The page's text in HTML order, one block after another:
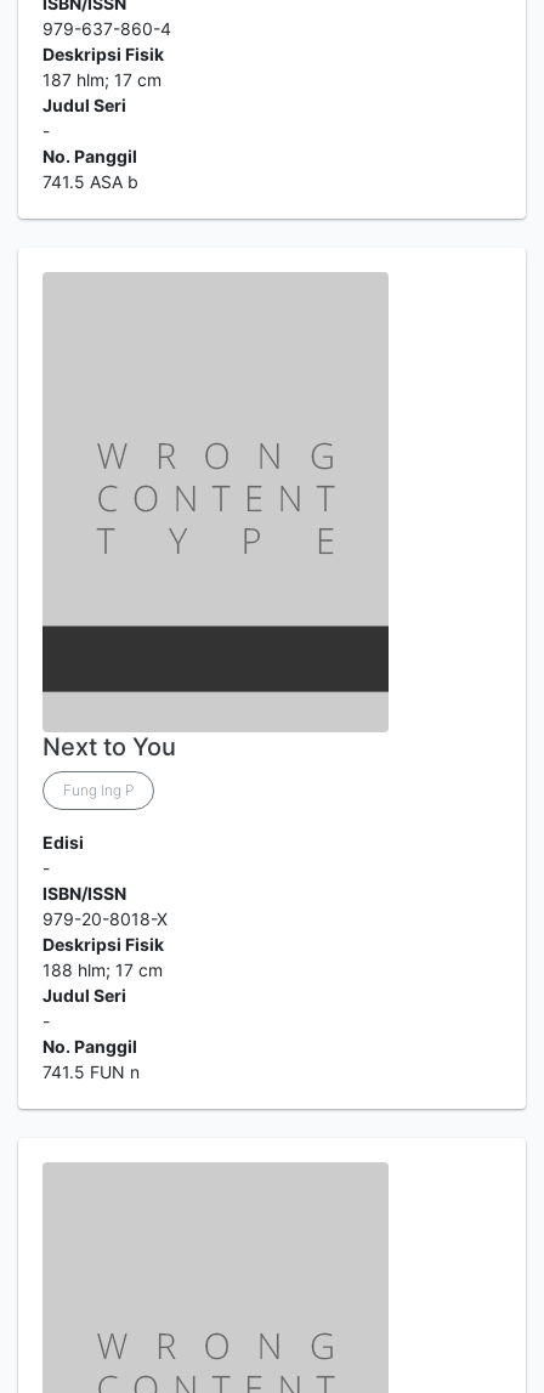
979-637-860-4
Deskripsi Fisik
187 hlm; 17 cm
Judul Seri
-
No. Panggil
741.5 ASA b
Next to You
Fung Ing P
Edisi
-
ISBN/ISSN
979-20-8018-X
Deskripsi Fisik
188 hlm; 17 cm
Judul Seri
-
No. Panggil
741.5 FUN n